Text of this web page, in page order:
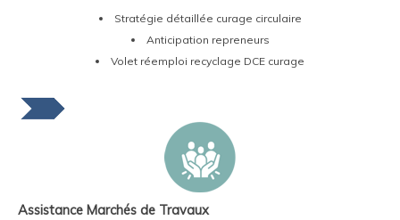
Stratégie détaillée curage circulaire
Anticipation repreneurs
Volet réemploi recyclage DCE curage
Assistance Marchés de Travaux